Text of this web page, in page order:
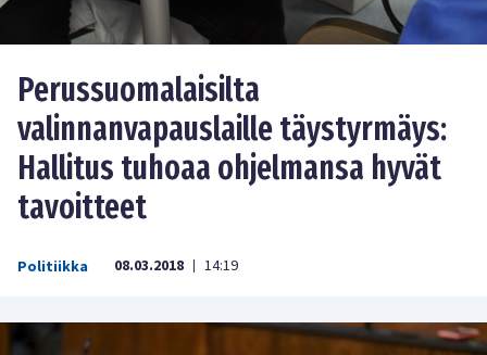
Perussuomalaisilta
valinnanvapauslaille täystyrmäys:
Hallitus tuhoaa ohjelmansa hyvät
tavoitteet
Politiikka 08.03.2018 | 14:19